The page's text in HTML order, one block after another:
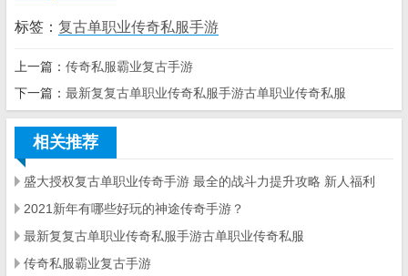
标签： 复古单职业传奇私服手游
上一篇： 传奇私服霸业复古手游
下一篇： 最新复复古单职业传奇私服手游古单职业传奇私服
相关推荐
盛大授权复古单职业传奇手游 最全的战斗力提升攻略 新人福利
2021新年有哪些好玩的神途传奇手游？
最新复复古单职业传奇私服手游古单职业传奇私服
传奇私服霸业复古手游